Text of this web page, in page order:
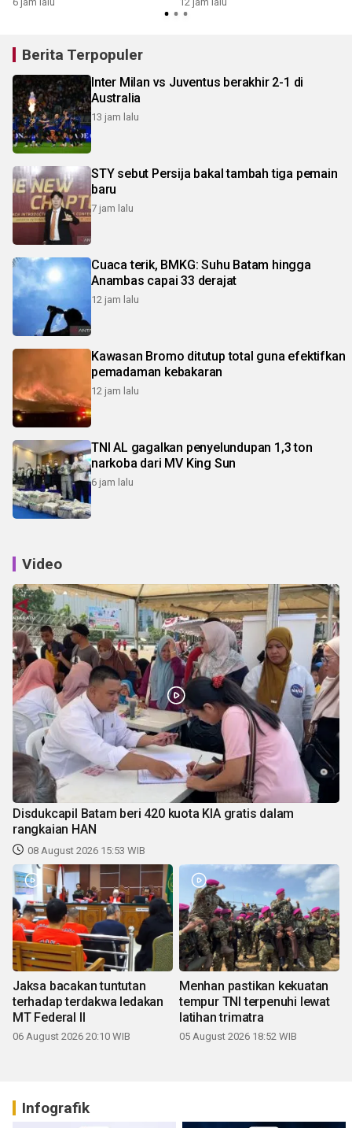
Berita Terpopuler
Inter Milan vs Juventus berakhir 2-1 di
Australia
13 jam lalu
STY sebut Persija bakal tambah tiga pemain
baru
7 jam lalu
Cuaca terik, BMKG: Suhu Batam hingga
Anambas capai 33 derajat
12 jam lalu
Kawasan Bromo ditutup total guna efektifkan
pemadaman kebakaran
12 jam lalu
TNI AL gagalkan penyelundupan 1,3 ton
narkoba dari MV King Sun
6 jam lalu
Video
Disdukcapil Batam beri 420 kuota KIA gratis dalam
rangkaian HAN
08 August 2026 15:53 WIB
Jaksa bacakan tuntutan
terhadap terdakwa ledakan
MT Federal II
06 August 2026 20:10 WIB
Menhan pastikan kekuatan
tempur TNI terpenuhi lewat
latihan trimatra
05 August 2026 18:52 WIB
Infografik